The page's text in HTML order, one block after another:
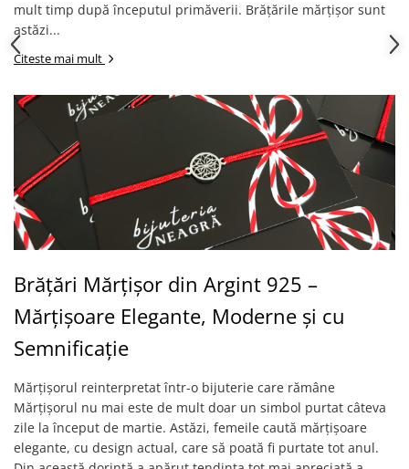
mult timp după începutul primăverii. Brățările mărțișor sunt
astăzi...
Citeste mai mult
Brățări Mărțișor din Argint 925 –
Mărțișoare Elegante, Moderne și cu
Semnificație
Mărțișorul reinterpretat într-o bijuterie care rămâne
Mărțișorul nu mai este de mult doar un simbol purtat câteva
zile la început de martie. Astăzi, femeile caută mărțișoare
elegante, cu design actual, care să poată fi purtate tot anul.